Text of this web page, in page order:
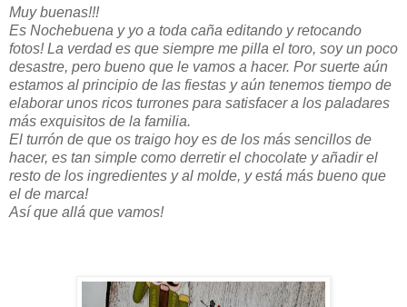
Muy buenas!!!
Es Nochebuena y yo a toda caña editando y retocando
fotos! La verdad es que siempre me pilla el toro, soy un poco
desastre, pero bueno que le vamos a hacer. Por suerte aún
estamos al principio de las fiestas y aún tenemos tiempo de
elaborar unos ricos turrones para satisfacer a los paladares
más exquisitos de la familia.
El turrón de que os traigo hoy es de los más sencillos de
hacer, es tan simple como derretir el chocolate y añadir el
resto de los ingredientes y al molde, y está más bueno que
el de marca!
Así que allá que vamos!